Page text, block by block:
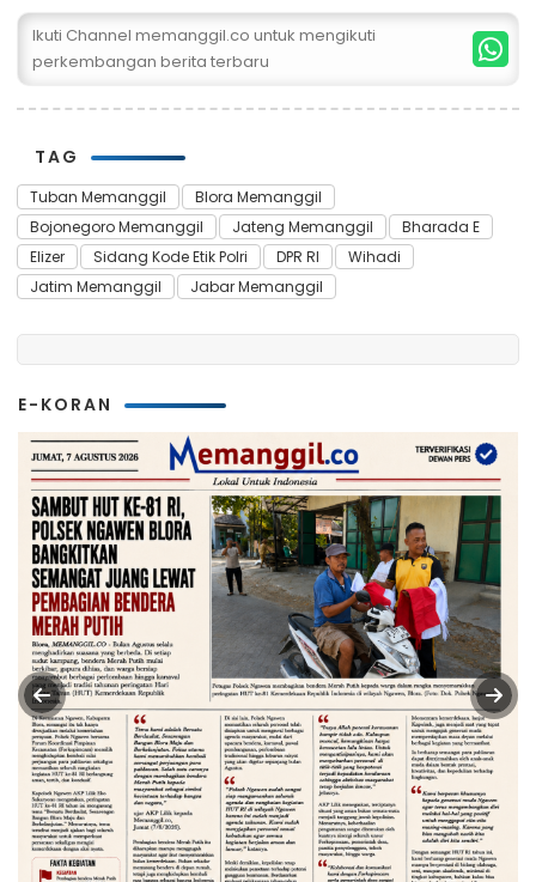
Ikuti Channel memanggil.co untuk mengikuti
perkembangan berita terbaru
TAG
Tuban Memanggil
Blora Memanggil
Bojonegoro Memanggil
Jateng Memanggil
Bharada E
Elizer
Sidang Kode Etik Polri DPR RI
Wihadi
Jatim Memanggil
Jabar Memanggil
E-KORAN